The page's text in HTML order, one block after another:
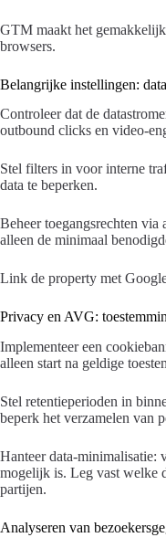
GTM maakt het
browsers.
Belangrijke instellingen:
Controleer dat de
outbound clicks en video-
Stel filters in voor interne
data te beperken.
Beheer toegangsrechten
alleen de minimaal
Link de property met
Privacy en AVG:
Implementeer een
alleen start na geldige
Stel retentieperioden in
beperk het verzamelen van
Hanteer data-minimalisatie:
mogelijk is. Leg vast welke
partijen.
Analyseren van